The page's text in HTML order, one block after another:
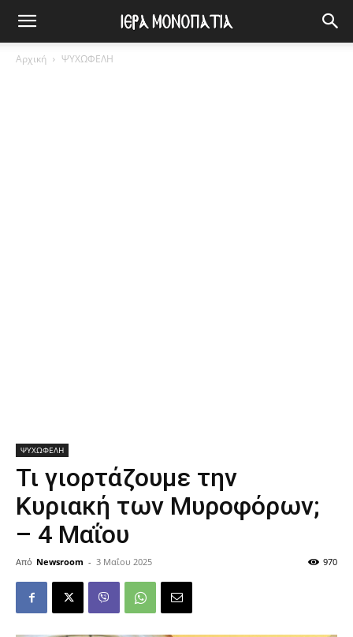
Αρχική ΨΥΧΩΦΕΛΗ
ΨΥΧΩΦΕΛΗ
Τι γιορτάζουμε την
Κυριακή των Μυροφόρων;
– 4 Μαΐου
Από Newsroom - 3 Μαΐου 2025 970